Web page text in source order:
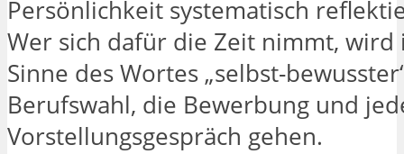
Persönlichkeit systematisch
Wer sich dafür die Zeit nimmt, wird
Sinne des Wortes „selbst-
Berufswahl, die Bewerbung und
Vorstellungsgespräch gehen.